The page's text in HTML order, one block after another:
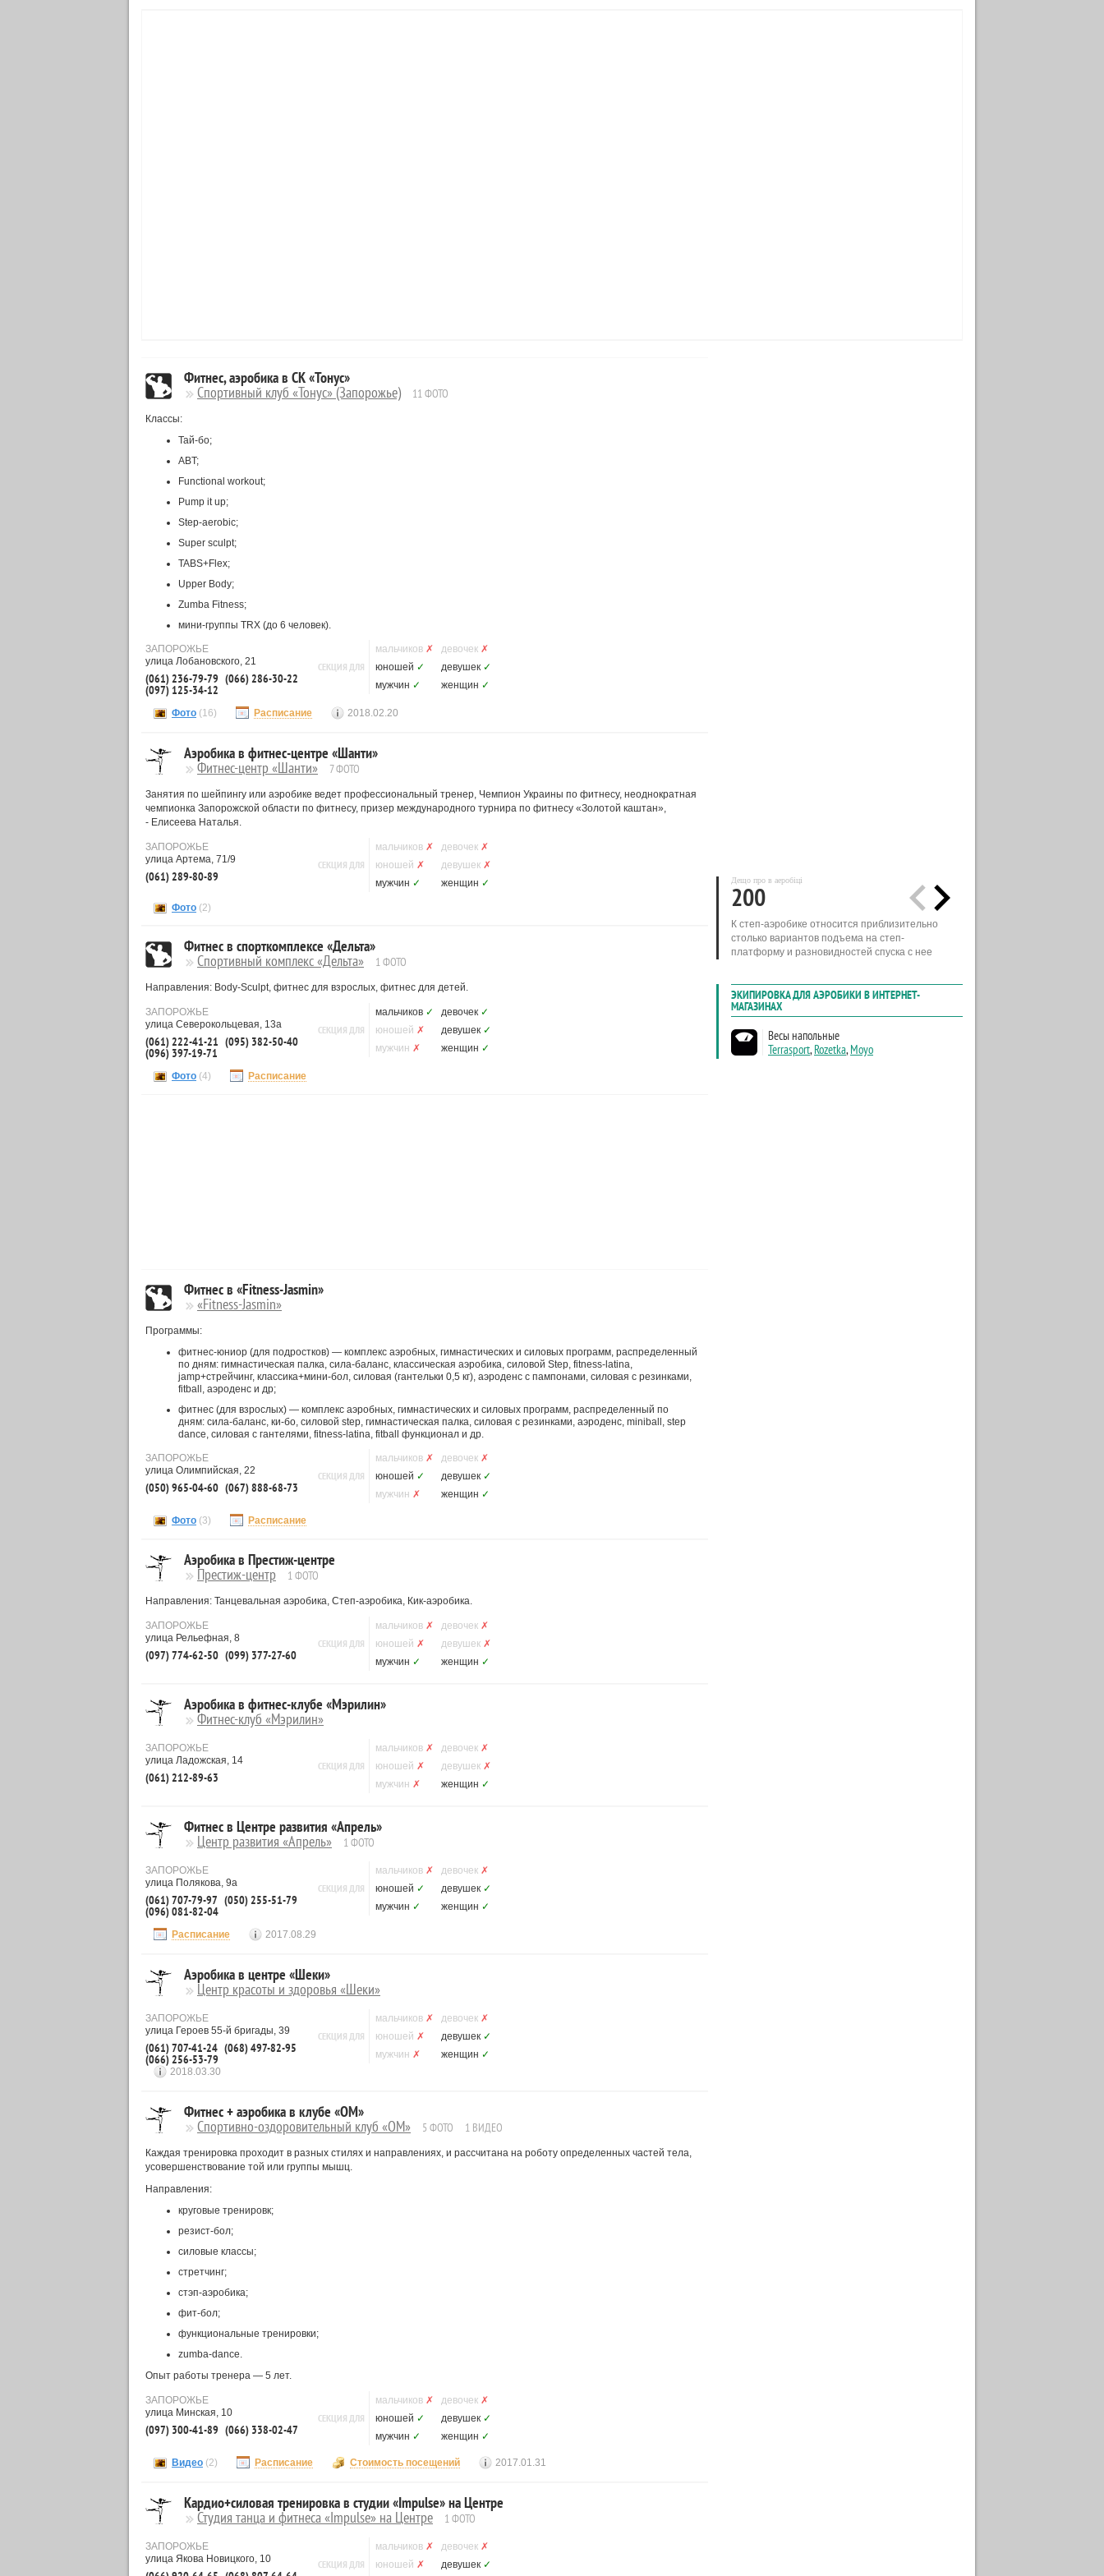
Фитнес, аэробика в СК «Тонус»
Спортивный клуб «Тонус» (Запорожье) 11 ФОТО
Классы:
Тай-бо;
ABT;
Functional workout;
Pump it up;
Step-aerobic;
Super sculpt;
TABS+Flex;
Upper Body;
Zumba Fitness;
мини-группы TRX (до 6 человек).
ЗАПОРОЖЬЕ
улица Лобановского, 21
(061) 236-79-79 (066) 286-30-22
(097) 125-34-12
СЕКЦИЯ ДЛЯ
мальчиков ✗ девочек ✗
юношей ✓ девушек ✓
мужчин ✓ женщин ✓
Фото (16) Расписание 2018.02.20
Аэробика в фитнес-центре «Шанти»
Фитнес-центр «Шанти» 7 ФОТО
Занятия по шейпингу или аэробике ведет профессиональный тренер, Чемпион Украины по фитнесу, неоднократная
чемпионка Запорожской области по фитнесу, призер международного турнира по фитнесу «Золотой каштан»,
- Елисеева Наталья.
ЗАПОРОЖЬЕ
улица Артема, 71/9
(061) 289-80-89
СЕКЦИЯ ДЛЯ
мальчиков ✗ девочек ✗
юношей ✗ девушек ✗
мужчин ✓ женщин ✓
Фото (2)
Фитнес в спорткомплексе «Дельта»
Спортивный комплекс «Дельта» 1 ФОТО
Направления: Body-Sculpt, фитнес для взрослых, фитнес для детей.
ЗАПОРОЖЬЕ
улица Северокольцевая, 13а
(061) 222-41-21 (095) 382-50-40
(096) 397-19-71
СЕКЦИЯ ДЛЯ
мальчиков ✓ девочек ✓
юношей ✗ девушек ✓
мужчин ✗ женщин ✓
Фото (4) Расписание
Фитнес в «Fitness-Jasmin»
«Fitness-Jasmin»
Программы:
фитнес-юниор (для подростков) — комплекс аэробных, гимнастических и силовых программ, распределенный
по дням: гимнастическая палка, сила-баланс, классическая аэробика, силовой Step, fitness-latina,
jamp+стрейчинг, классика+мини-бол, силовая (гантельки 0,5 кг), аэроденс c пампонами, силовая с резинками,
fitball, аэроденс и др;
фитнес (для взрослых) — комплекс аэробных, гимнастических и силовых программ, распределенный по
дням: сила-баланс, ки-бо, силовой step, гимнастическая палка, силовая с резинками, аэроденс, miniball, step
dance, силовая с гантелями, fitness-latina, fitball функционал и др.
ЗАПОРОЖЬЕ
улица Олимпийская, 22
(050) 965-04-60 (067) 888-68-73
СЕКЦИЯ ДЛЯ
мальчиков ✗ девочек ✗
юношей ✓ девушек ✓
мужчин ✗ женщин ✓
Фото (3) Расписание
Аэробика в Престиж-центре
Престиж-центр 1 ФОТО
Направления: Танцевальная аэробика, Степ-аэробика, Кик-аэробика.
ЗАПОРОЖЬЕ
улица Рельефная, 8
(097) 774-62-50 (099) 377-27-60
СЕКЦИЯ ДЛЯ
мальчиков ✗ девочек ✗
юношей ✗ девушек ✗
мужчин ✓ женщин ✓
Аэробика в фитнес-клубе «Мэрилин»
Фитнес-клуб «Мэрилин»
ЗАПОРОЖЬЕ
улица Ладожская, 14
(061) 212-89-63
СЕКЦИЯ ДЛЯ
мальчиков ✗ девочек ✗
юношей ✗ девушек ✗
мужчин ✗ женщин ✓
Фитнес в Центре развития «Апрель»
Центр развития «Апрель» 1 ФОТО
ЗАПОРОЖЬЕ
улица Полякова, 9а
(061) 707-79-97 (050) 255-51-79
(096) 081-82-04
СЕКЦИЯ ДЛЯ
мальчиков ✗ девочек ✗
юношей ✓ девушек ✓
мужчин ✓ женщин ✓
Расписание 2017.08.29
Аэробика в центре «Шеки»
Центр красоты и здоровья «Шеки»
ЗАПОРОЖЬЕ
улица Героев 55-й бригады, 39
(061) 707-41-24 (068) 497-82-95
(066) 256-53-79
СЕКЦИЯ ДЛЯ
мальчиков ✗ девочек ✗
юношей ✗ девушек ✓
мужчин ✗ женщин ✓
2018.03.30
Фитнес + аэробика в клубе «ОМ»
Спортивно-оздоровительный клуб «ОМ» 5 ФОТО 1 ВИДЕО
Каждая тренировка проходит в разных стилях и направлениях, и рассчитана на роботу определенных частей тела,
усовершенствование той или группы мышц.
Направления:
круговые тренировк;
резист-бол;
силовые классы;
стретчинг;
стэп-аэробика;
фит-бол;
функциональные тренировки;
zumba-dance.
Опыт работы тренера — 5 лет.
ЗАПОРОЖЬЕ
улица Минская, 10
(097) 300-41-89 (066) 338-02-47
СЕКЦИЯ ДЛЯ
мальчиков ✗ девочек ✗
юношей ✓ девушек ✓
мужчин ✓ женщин ✓
Видео (2) Расписание Стоимость посещений 2017.01.31
Кардио+силовая тренировка в студии «Impulse» на Центре
Студия танца и фитнеса «Impulse» на Центре 1 ФОТО
ЗАПОРОЖЬЕ
улица Якова Новицкого, 10
СЕКЦИЯ ДЛЯ
мальчиков ✗ девочек ✗
юношей ✗ девушек ✓
Дещо про в аеробіці
200
К степ-аэробике относится приблизительно
столько вариантов подъема на степ-
платформу и разновидностей спуска с нее